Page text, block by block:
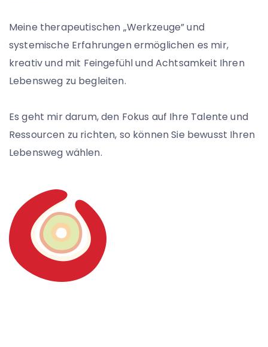
Meine therapeutischen „Werkzeuge” und
systemische Erfahrungen ermöglichen es mir,
kreativ und mit Feingefühl und Achtsamkeit Ihren
Lebensweg zu begleiten.
Es geht mir darum, den Fokus auf Ihre Talente und
Ressourcen zu richten, so können Sie bewusst Ihren
Lebensweg wählen.